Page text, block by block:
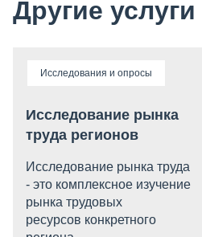
Другие услуги
Исследования и опросы
Исследование рынка
труда регионов
Исследование рынка труда
- это комплексное изучение
рынка трудовых
ресурсов конкретного